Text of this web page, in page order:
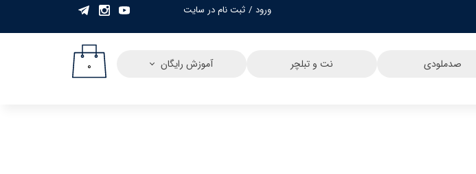
ورود / ثبت نام در سایت
حساب کاربری من
صدملودی نت و تبلچر آموزش رایگان ۰